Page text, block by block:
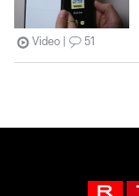
Video 51